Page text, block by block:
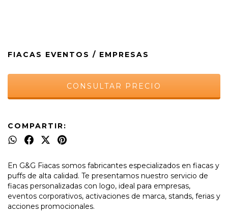
FIACAS EVENTOS / EMPRESAS
COMPARTIR:
En G&G Fiacas somos fabricantes especializados en fiacas y
puffs de alta calidad. Te presentamos nuestro servicio de
fiacas personalizadas con logo, ideal para empresas,
eventos corporativos, activaciones de marca, stands, ferias y
acciones promocionales.